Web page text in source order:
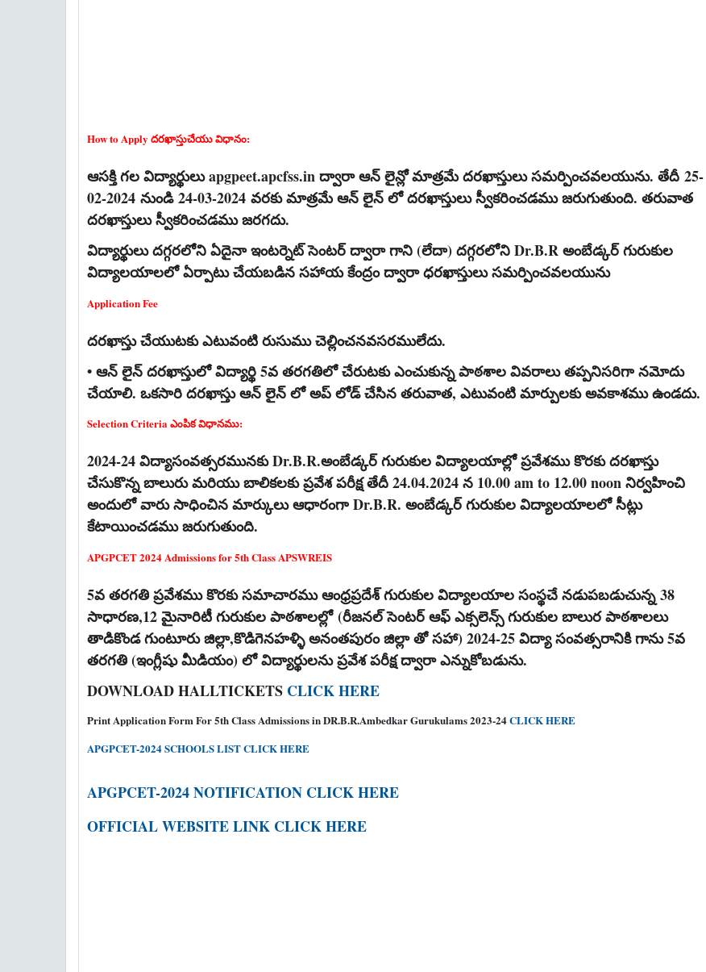
How to Apply దరఖాస్తుచేయు విధానం:
ఆసక్తి గల విద్యార్థులు apgpeet.apcfss.in ద్వారా ఆన్ లైన్లో మాత్రమే దరఖాస్తులు సమర్పించవలయును. తేదీ 25-
02-2024 నుండి24-03-2024 వరకు మాత్రమే ఆన్ లైన్ లో దరఖాస్తులు స్వీకరించడము జరుగుతుంది. తరువాత
దరఖాస్తులు స్వీకరించడము జరగదు.
విద్యార్థులు దగ్గరలోని ఏదైనా ఇంటర్నెట్ సెంటర్ ద్వారా గాని (లేదా) దగ్గరలోని Dr.B.R అంబేడ్కర్ గురుకుల
విద్యాలయాలలో ఏర్పాటు చేయబడిన సహాయ కేంద్రం ద్వారా ధరఖాస్తులు సమర్పించవలయును
Application Fee
దరఖాస్తు చేయుటకు ఎటువంటి రుసుము చెల్లించనవసరములేదు.
• ఆన్ లైన్ దరఖాస్తులో విద్యార్థి 5వ తరగతిలో చేరుటకు ఎంచుకున్న పాఠశాల వివరాలు తప్పనిసరిగా నమోదు
చేయాలి. ఒకసారి దరఖాస్తు ఆన్ లైన్ లో అప్ లోడ్ చేసిన తరువాత, ఎటువంటి మార్పులకు అవకాశము ఉండదు.
Selection Criteria ఎంపిక విధానము:
2024-24 విద్యాసంవత్సరమునకు Dr.B.R.అంబేడ్కర్ గురుకుల విద్యాలయాల్లో ప్రవేశము కొరకు దరఖాస్తు
చేసుకొన్న బాలురు మరియు బాలికలకు ప్రవేశ పరీక్ష తేదీ 24.04.2024 న 10.00 am to 12.00 noon నిర్వహించి
అందులో వారు సాధించిన మార్కులు ఆధారంగా Dr.B.R. అంబేడ్కర్ గురుకుల విద్యాలయాలలో సీట్లు
కేటాయించడము జరుగుతుంది.
APGPCET 2024 Admissions for 5th Class APSWREIS
5వ తరగతి ప్రవేశము కొరకు సమాచారము ఆంధ్రప్రదేశ్ గురుకుల విద్యాలయాల సంస్థచే నడుపబడుచున్న38
సాధారణ,12 మైనారిటీ గురుకుల పాఠశాలల్లో(రీజనల్ సెంటర్ ఆఫ్ ఎక్సలెన్స్ గురుకుల బాలుర పాఠశాలలు
తాడికొండ గుంటూరు జిల్లా,కొడిగెనహళ్ళి అనంతపురం జిల్లా తో సహా) 2024-25 విద్యా సంవత్సరానికి గాను 5వ
తరగతి (ఇంగ్లీషు మీడియం) లో విద్యార్థులను ప్రవేశ పరీక్ష ద్వారా ఎన్నుకోబడును.
DOWNLOAD HALLTICKETS CLICK HERE
Print Application Form For 5th Class Admissions in DR.B.R.Ambedkar Gurukulams 2023-24CLICK HERE
APGPCET-2024 SCHOOLS LIST CLICK HERE
APGPCET-2024 NOTIFICATION CLICK HERE
OFFICIAL WEBSITE LINK CLICK HERE